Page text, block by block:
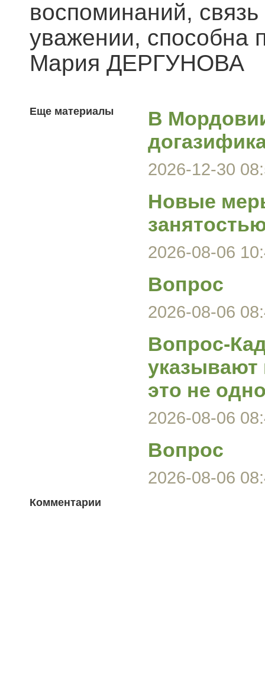
воспоминаний,
уважении, способна
Мария ДЕРГУНОВА
Еще материалы
В
2026-12-30
Новые
2026-08-06
Вопрос
2026-08-06
Вопрос-
это не
2026-08-06
Вопрос
2026-08-06
Комментарии